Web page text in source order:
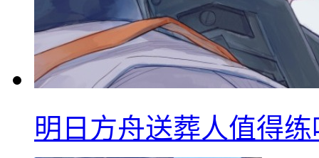
明日方舟送葬人值得